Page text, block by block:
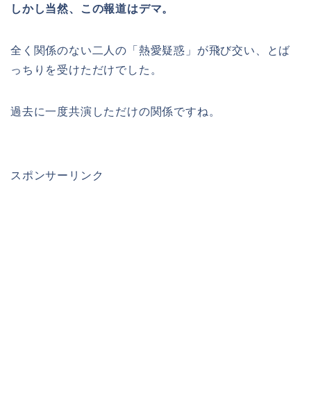
しかし当然、この報道はデマ。
全く関係のない二人の「熱愛疑惑」が飛び交い、とば
っちりを受けただけでした。
過去に一度共演しただけの関係ですね。
スポンサーリンク